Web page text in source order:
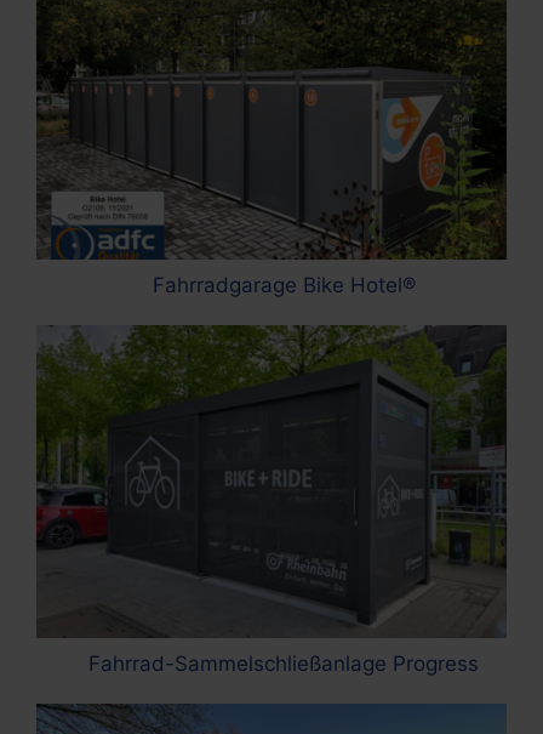
Fahrradgarage Bike Hotel®
Fahrrad-Sammelschließanlage Progress